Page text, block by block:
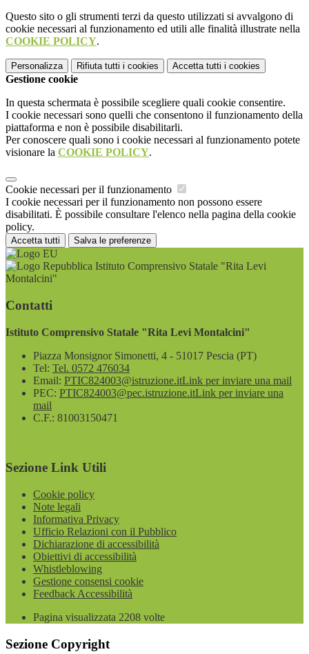
Questo sito o gli strumenti terzi da questo utilizzati si avvalgono di
cookie necessari al funzionamento ed utili alle finalità illustrate nella
COOKIE POLICY.
Personalizza Rifiuta tutti i cookies Accetta tutti i cookies
Gestione cookie
In questa schermata è possibile scegliere quali cookie consentire.
I cookie necessari sono quelli che consentono il funzionamento della
piattaforma e non è possibile disabilitarli.
Per conoscere quali sono i cookie necessari al funzionamento potete
visionare la COOKIE POLICY.
Cookie necessari per il funzionamento
I cookie necessari per il funzionamento non possono essere
disabilitati. È possibile consultare l'elenco nella pagina della cookie
policy.
Accetta tutti Salva le preferenze
Istituto Comprensivo Statale "Rita Levi
Montalcini"
Contatti
Istituto Comprensivo Statale "Rita Levi Montalcini"
Piazza Monsignor Simonetti, 4 - 51017 Pescia (PT)
Tel: Tel. 0572 476034
Email: PTIC824003@istruzione.itLink per inviare una mail
PEC: PTIC824003@pec.istruzione.itLink per inviare una
mail
C.F.: 81003150471
Sezione Link Utili
Cookie policy
Note legali
Informativa Privacy
Ufficio Relazioni con il Pubblico
Dichiarazione di accessibilità
Obiettivi di accessibilità
Whistleblowing
Gestione consensi cookie
Feedback Accessibilità
Pagina visualizzata 2208 volte
Sezione Copyright